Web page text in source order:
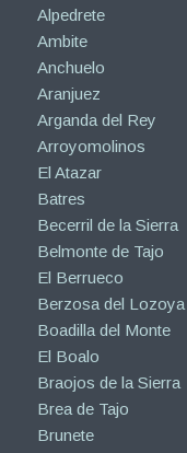
Alpedrete
Ambite
Anchuelo
Aranjuez
Arganda del Rey
Arroyomolinos
El Atazar
Batres
Becerril de la Sierra
Belmonte de Tajo
El Berrueco
Berzosa del Lozoya
Boadilla del Monte
El Boalo
Braojos de la Sierra
Brea de Tajo
Brunete